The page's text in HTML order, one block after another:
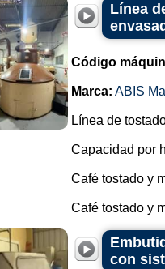
Línea
Código
Marca: ABIS
Línea de
Capacidad por
Café tostado y
Café tostado y
con